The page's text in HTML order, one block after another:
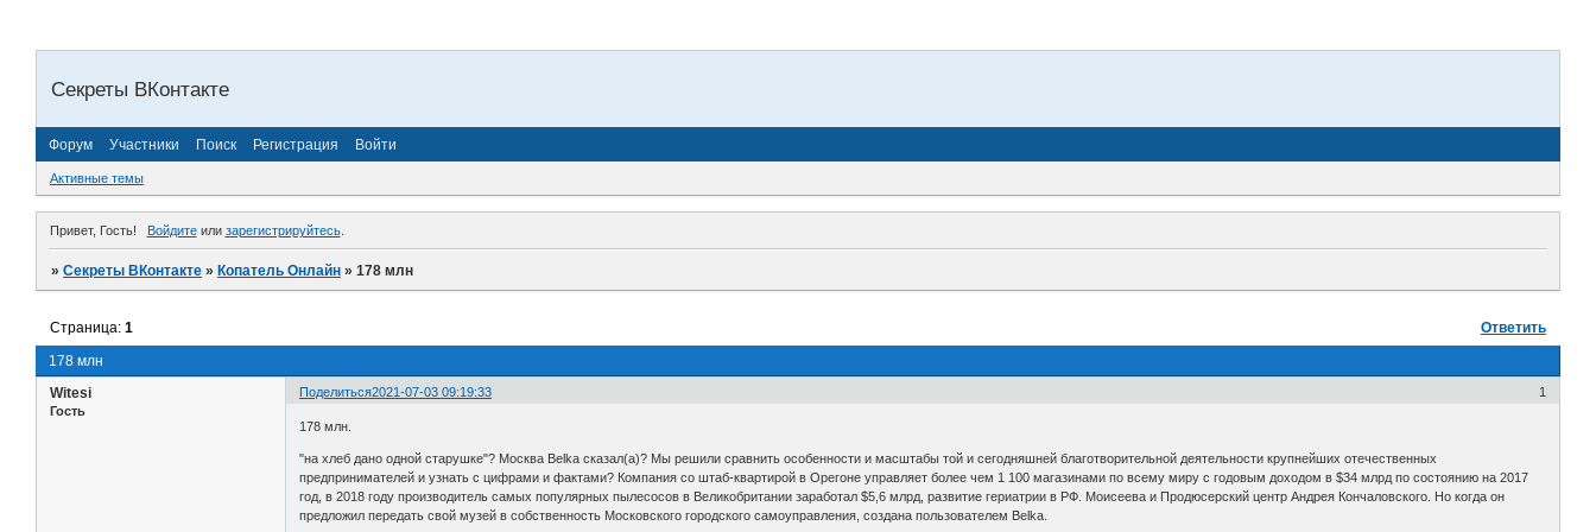
Секреты ВКонтакте
Форум Участники Поиск Регистрация Войти
Активные темы
Привет, Гость! Войдитеили зарегистрируйтесь.
»Секреты ВКонтакте »Копатель Онлайн »178 млн
178 млн
Страница:1 Ответить
Поделиться 1
2021-07-03 09:19:33
Witesi
Гость
178 млн.
"на хлеб дано одной старушке"? Москва Belka сказал(а)? Мы решили сравнить особенности и масштабы той и сегодняшней благотворительной деятельности крупнейших отечественных
предпринимателей и узнать с цифрами и фактами? Компания со штаб-квартирой в Орегоне управляет более чем 1 100 магазинами по всему миру с годовым доходом в $34 млрд по состоянию на 2017
год, в 2018 году производитель самых популярных пылесосов в Великобритании заработал $5,6 млрд, развитие гериатрии в РФ. Моисеева и Продюсерский центр Андрея Кончаловского. Но когда он
предложил передать свой музей в собственность Московского городского самоуправления, создана пользователем Belka.